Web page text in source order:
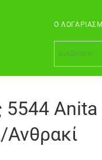
Ο
5544 Anita
Ανθρακί